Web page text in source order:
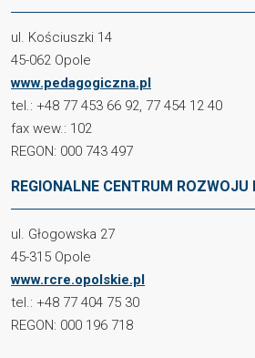
ul. Kościuszki 14
45-062 Opole
www.pedagogiczna.pl
tel.: +48 77 453 66 92, 77 454 12 40
fax wew.: 102
REGON: 000 743 497
REGIONALNE CENTRUM ROZWOJU
ul. Głogowska 27
45-315 Opole
www.rcre.opolskie.pl
tel.: +48 77 404 75 30
REGON: 000 196 718